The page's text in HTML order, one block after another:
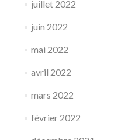
juillet 2022
juin 2022
mai 2022
avril 2022
mars 2022
février 2022